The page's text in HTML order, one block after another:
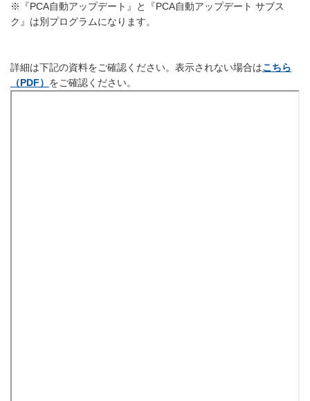
※『PCA自動アップデート』と『PCA自動アップデート サブス
ク』は別プログラムになります。
詳細は下記の資料をご確認ください。表示されない場合はこちら
（PDF） をご確認ください。